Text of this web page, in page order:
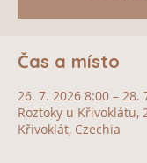
Čas a místo
26. 7. 2026 8:00 – 28.
Roztoky u Křivoklátu,
Křivoklát, Czechia